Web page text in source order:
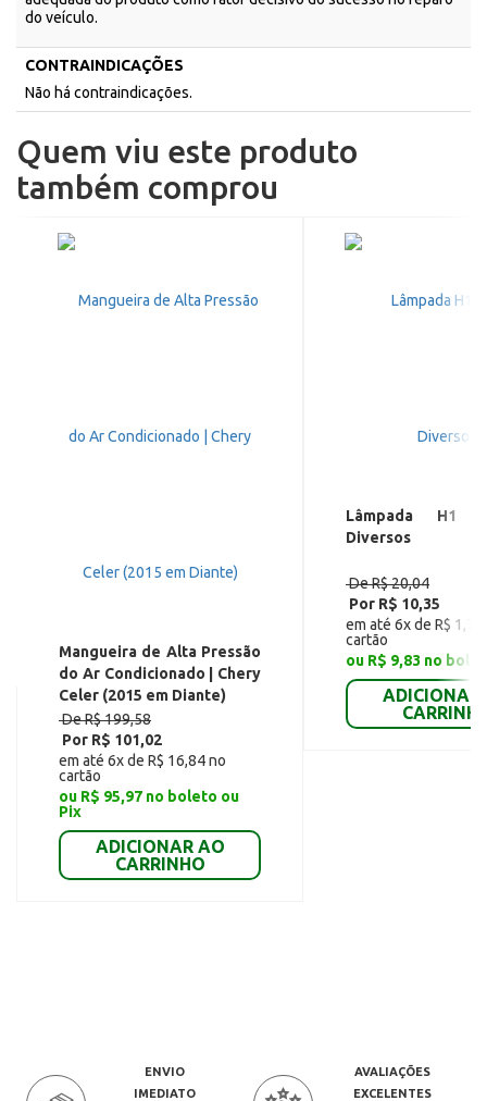
do veículo.
CONTRAINDICAÇÕES
Não há contraindicações.
Quem viu este produto
também comprou
Mangueira de Alta Pressão
do Ar Condicionado | Chery
Celer (2015 em Diante)
De R$ 199,58
Por R$ 101,02
em até 6x de R$ 16,84 no
cartão
ou R$ 95,97 no boleto ou
Pix
ADICIONAR AO
CARRINHO
Lâmpada H1
Diversos
De R$ 20,04
Por R$ 10,35
em até 6x de R$
cartão
ou R$ 9,83 no
ADICIONAR
ENVIO
IMEDIATO
AVALIAÇÕES
EXCELENTES